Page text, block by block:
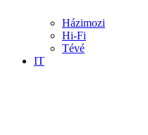
Házimozi
Hi-Fi
Tévé
IT